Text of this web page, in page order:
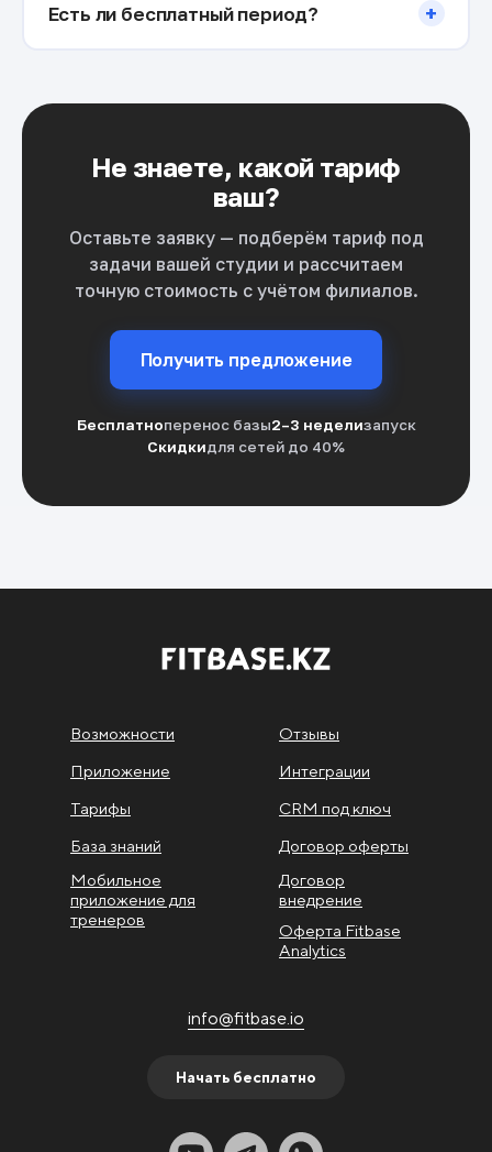
Есть ли бесплатный период? +
Не знаете, какой тариф
ваш?
Оставьте заявку — подберём тариф под
задачи вашей студии и рассчитаем
точную стоимость с учётом филиалов.
Получить предложение
Бесплатноперенос базы2–3 неделизапуск
Скидкидля сетей до 40%
Возможности
Тарифы
Отзывы
Интеграции
CRM под ключ
База знаний
Договор оферты
Договор
внедрение
Оферта Fitbase
Analytics
Начать бесплатно
Приложение
Мобильное
приложение для
тренеров
info@fitbase.io